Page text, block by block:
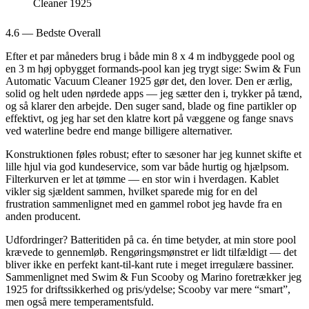
4.6 — Bedste Overall
Efter et par måneders brug i både min 8 x 4 m indbyggede pool og
en 3 m høj opbygget formands-pool kan jeg trygt sige: Swim & Fun
Automatic Vacuum Cleaner 1925 gør det, den lover. Den er ærlig,
solid og helt uden nørdede apps — jeg sætter den i, trykker på tænd,
og så klarer den arbejde. Den suger sand, blade og fine partikler op
effektivt, og jeg har set den klatre kort på væggene og fange snavs
ved waterline bedre end mange billigere alternativer.
Konstruktionen føles robust; efter to sæsoner har jeg kunnet skifte et
lille hjul via god kundeservice, som var både hurtig og hjælpsom.
Filterkurven er let at tømme — en stor win i hverdagen. Kablet
vikler sig sjældent sammen, hvilket sparede mig for en del
frustration sammenlignet med en gammel robot jeg havde fra en
anden producent.
Udfordringer? Batteritiden på ca. én time betyder, at min store pool
krævede to gennemløb. Rengøringsmønstret er lidt tilfældigt — det
bliver ikke en perfekt kant-til-kant rute i meget irregulære bassiner.
Sammenlignet med Swim & Fun Scooby og Marino foretrækker jeg
1925 for driftssikkerhed og pris/ydelse; Scooby var mere “smart”,
men også mere temperamentsfuld.